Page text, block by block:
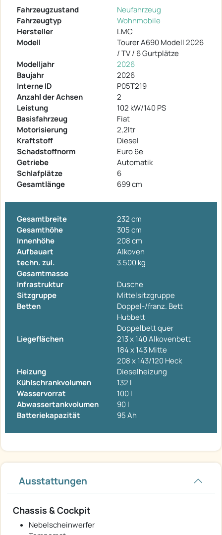
Fahrzeugzustand
Neufahrzeug
Fahrzeugtyp
Wohnmobile
Hersteller
LMC
Modell
Tourer A690 Modell 2026
/ TV / 6 Gurtplätze
Modelljahr
2026
Baujahr
2026
Interne ID
P05T219
Anzahl der Achsen
2
Leistung
102 kW/140 PS
Basisfahrzeug
Fiat
Motorisierung
2,2ltr
Kraftstoff
Diesel
Schadstoffnorm
Euro 6e
Getriebe
Automatik
Schlafplätze
6
Gesamtlänge
699 cm
Gesamtbreite
232 cm
Gesamthöhe
305 cm
Innenhöhe
208 cm
Aufbauart
Alkoven
techn. zul.
Gesamtmasse
3.500 kg
Infrastruktur
Dusche
Sitzgruppe
Mittelsitzgruppe
Betten
Doppel-/franz. Bett
Hubbett
Doppelbett quer
Liegeflächen
213 x 140 Alkovenbett
184 x 143 Mitte
208 x 143/120 Heck
Heizung
Dieselheizung
Kühlschrankvolumen
132 l
Wasservorrat
100 l
Abwassertankvolumen
90 l
Batteriekapazität
95 Ah
Ausstattungen
Chassis & Cockpit
Nebelscheinwerfer